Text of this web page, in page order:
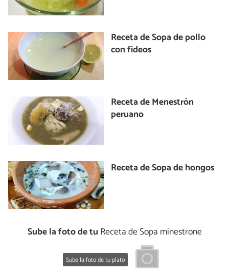
Receta de Sopa de pollo
con fideos
Receta de Menestrón
peruano
Receta de Sopa de hongos
Sube la foto de tu Receta de Sopa minestrone
Sube la foto de tu plato